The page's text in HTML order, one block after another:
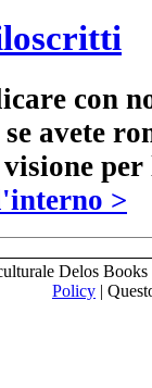
con
se avete
>
Delos
Policy |